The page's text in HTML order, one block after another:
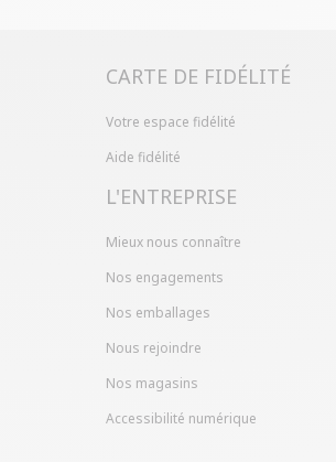
CARTE DE FIDÉLITÉ
Votre espace fidélité
Aide fidélité
L'ENTREPRISE
Mieux nous connaître
Nos engagements
Nos emballages
Nous rejoindre
Nos magasins
Accessibilité numérique